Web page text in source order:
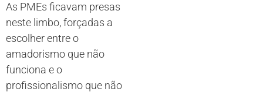
As PMEs ficavam presas
neste limbo, forçadas a
escolher entre o
amadorismo que não
funciona e o
profissionalismo que não